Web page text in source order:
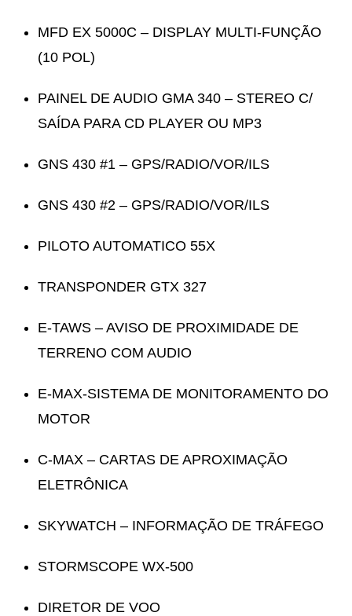
MFD EX 5000C – DISPLAY MULTI-FUNÇÃO
(10 POL)
PAINEL DE AUDIO GMA 340 – STEREO C/
SAÍDA PARA CD PLAYER OU MP3
GNS 430 #1 – GPS/RADIO/VOR/ILS
GNS 430 #2 – GPS/RADIO/VOR/ILS
PILOTO AUTOMATICO 55X
TRANSPONDER GTX 327
E-TAWS – AVISO DE PROXIMIDADE DE
TERRENO COM AUDIO
E-MAX-SISTEMA DE MONITORAMENTO DO
MOTOR
C-MAX – CARTAS DE APROXIMAÇÃO
ELETRÔNICA
SKYWATCH – INFORMAÇÃO DE TRÁFEGO
STORMSCOPE WX-500
DIRETOR DE VOO